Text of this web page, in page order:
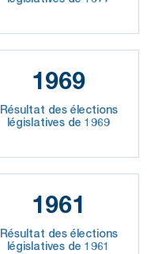
1969
Résultat des élections
législatives de 1969
1961
Résultat des élections
législatives de 1961